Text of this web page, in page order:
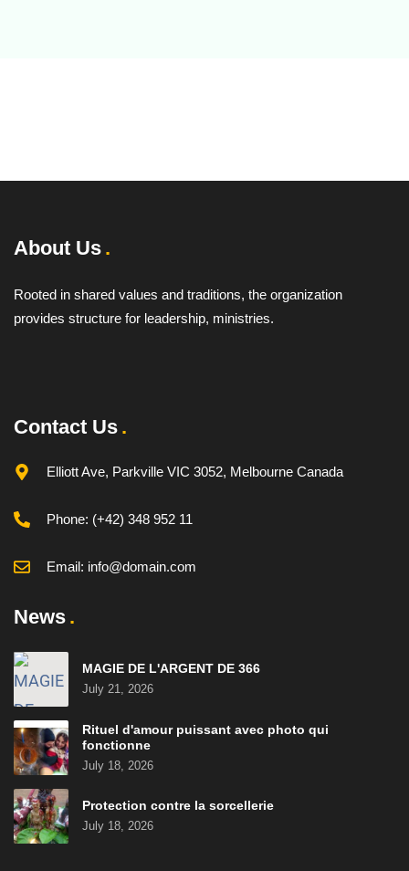
About Us
Rooted in shared values and traditions, the organization
provides structure for leadership, ministries.
Contact Us
Elliott Ave, Parkville VIC 3052, Melbourne Canada
Phone: (+42) 348 952 11
Email: info@domain.com
News
MAGIE DE L'ARGENT DE 366
July 21, 2026
Rituel d'amour puissant avec photo qui
fonctionne
July 18, 2026
Protection contre la sorcellerie
July 18, 2026